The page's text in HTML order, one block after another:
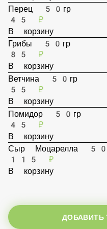
В корзину
Перец 50гр
45 ₽
В корзину
Грибы 50гр
85 ₽
В корзину
Ветчина 50гр
55 ₽
В корзину
Помидор 50гр
45 ₽
В корзину
ДОБАВИТЬ